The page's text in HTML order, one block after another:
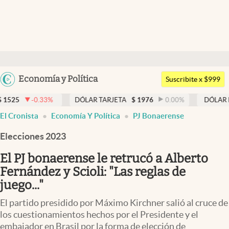
Argentina
Uruguay
Economía y Política
Members
Economía y Política
Finanzas y Mercados
Mercados Online
Negocios
Columnistas
Apertura
Suscribite x $999
% DÓLAR TARJETA $ 1976 0.00% DÓLAR MEP
El Cronista Economía Y Política PJ Bonaerense
Elecciones 2023
El PJ bonaerense le retrucó a Alberto
Fernández y Scioli: "Las reglas de
juego..."
El partido presidido por Máximo Kirchner salió al cruce de
los cuestionamientos hechos por el Presidente y el
embajador en Brasil por la forma de elección de